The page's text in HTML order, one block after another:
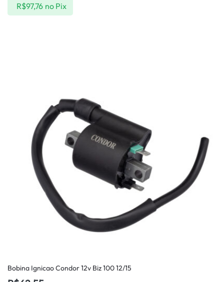
R$97,76 no Pix
Bobina Ignicao Condor 12v Biz 100 12/15